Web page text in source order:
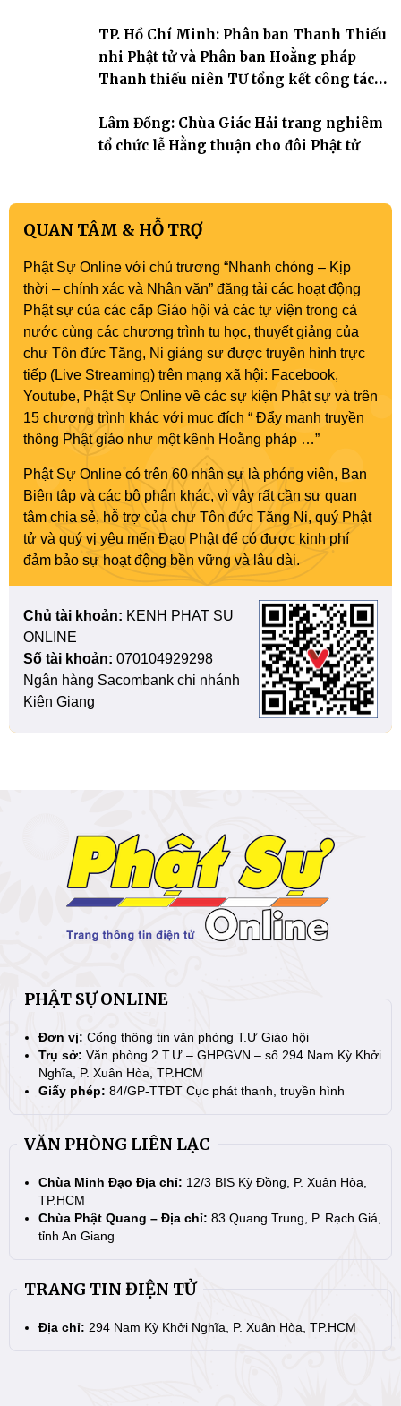
TP. Hồ Chí Minh: Phân ban Thanh Thiếu
nhi Phật tử và Phân ban Hoằng pháp
Thanh thiếu niên TƯ tổng kết công tác
Lâm Đồng: Chùa Giác Hải trang nghiêm
tổ chức lễ Hằng thuận cho đôi Phật tử
QUAN TÂM & HỖ TRỢ
Phật Sự Online với chủ trương “Nhanh chóng – Kịp
thời – chính xác và Nhân văn” đăng tải các hoạt động
Phật sự của các cấp Giáo hội và các tự viện trong cả
nước cùng các chương trình tu học, thuyết giảng của
chư Tôn đức Tăng, Ni giảng sư được truyền hình trực
tiếp (Live Streaming) trên mạng xã hội: Facebook,
Youtube, Phật Sự Online về các sự kiện Phật sự và trên
15 chương trình khác với mục đích “ Đẩy mạnh truyền
thông Phật giáo như một kênh Hoằng pháp …”
Phật Sự Online có trên 60 nhân sự là phóng viên, Ban
Biên tập và các bộ phận khác, vì vậy rất cần sự quan
tâm chia sẻ, hỗ trợ của chư Tôn đức Tăng Ni, quý Phật
tử và quý vị yêu mến Đạo Phật để có được kinh phí
đảm bảo sự hoạt động bền vững và lâu dài.
Chủ tài khoản: KENH PHAT SU
ONLINE
Số tài khoản: 070104929298
Ngân hàng Sacombank chi nhánh
Kiên Giang
PHẬT SỰ ONLINE
Đơn vị: Cổng thông tin văn phòng T.Ư Giáo hội
Trụ sở: Văn phòng 2 T.Ư – GHPGVN – số 294 Nam Kỳ Khởi
Nghĩa, P. Xuân Hòa, TP.HCM
Giấy phép: 84/GP-TTĐT Cục phát thanh, truyền hình
VĂN PHÒNG LIÊN LẠC
Chùa Minh Đạo Địa chỉ: 12/3 BIS Kỳ Đồng, P. Xuân Hòa,
TP.HCM
Chùa Phật Quang – Địa chỉ: 83 Quang Trung, P. Rạch Giá,
tỉnh An Giang
TRANG TIN ĐIỆN TỬ
Địa chỉ: 294 Nam Kỳ Khởi Nghĩa, P. Xuân Hòa, TP.HCM